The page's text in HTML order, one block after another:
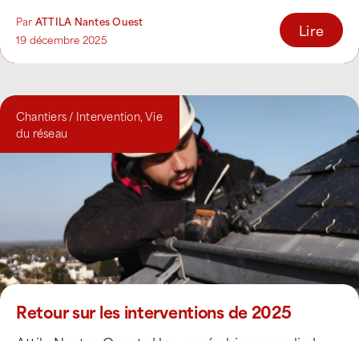
Par ATTILA Nantes Ouest
19 décembre 2025
Lire
Chantiers / Intervention,Vie
du réseau
Retour sur les interventions de 2025